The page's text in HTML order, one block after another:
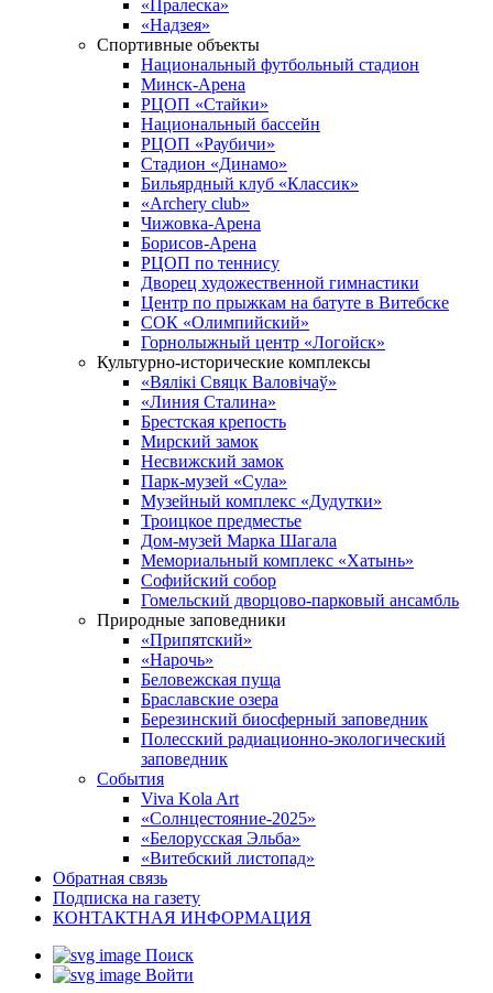
«Пралеска»
«Надзея»
Спортивные объекты
Национальный футбольный стадион
Минск-Арена
РЦОП «Стайки»
Национальный бассейн
РЦОП «Раубичи»
Стадион «Динамо»
Бильярдный клуб «Классик»
«Archery club»
Чижовка-Арена
Борисов-Арена
РЦОП по теннису
Дворец художественной гимнастики
Центр по прыжкам на батуте в Витебске
СОК «Олимпийский»
Горнолыжный центр «Логойск»
Культурно-исторические комплексы
«Вялікі Свяцк Валовічаў»
«Линия Сталина»
Брестская крепость
Мирский замок
Несвижский замок
Парк-музей «Сула»
Музейный комплекс «Дудутки»
Троицкое предместье
Дом-музей Марка Шагала
Мемориальный комплекс «Хатынь»
Софийский собор
Гомельский дворцово-парковый ансамбль
Природные заповедники
«Припятский»
«Нарочь»
Беловежская пуща
Браславские озера
Березинский биосферный заповедник
Полесский радиационно-экологический
заповедник
События
Viva Kola Art
«Солнцестояние-2025»
«Белорусская Эльба»
«Витебский листопад»
Обратная связь
Подписка на газету
КОНТАКТНАЯ ИНФОРМАЦИЯ
Поиск
Войти